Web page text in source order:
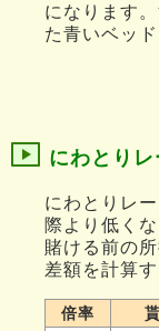
になります
た青いベッ
にわとりレ
にわとりレ
際より低く
賭ける前の
差額を計算
倍率